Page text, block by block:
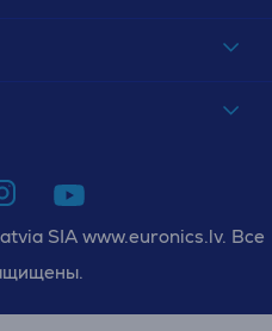
SIA www.euronics.lv. Все